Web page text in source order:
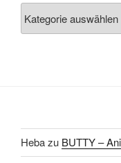
Hebazu BUTTY –